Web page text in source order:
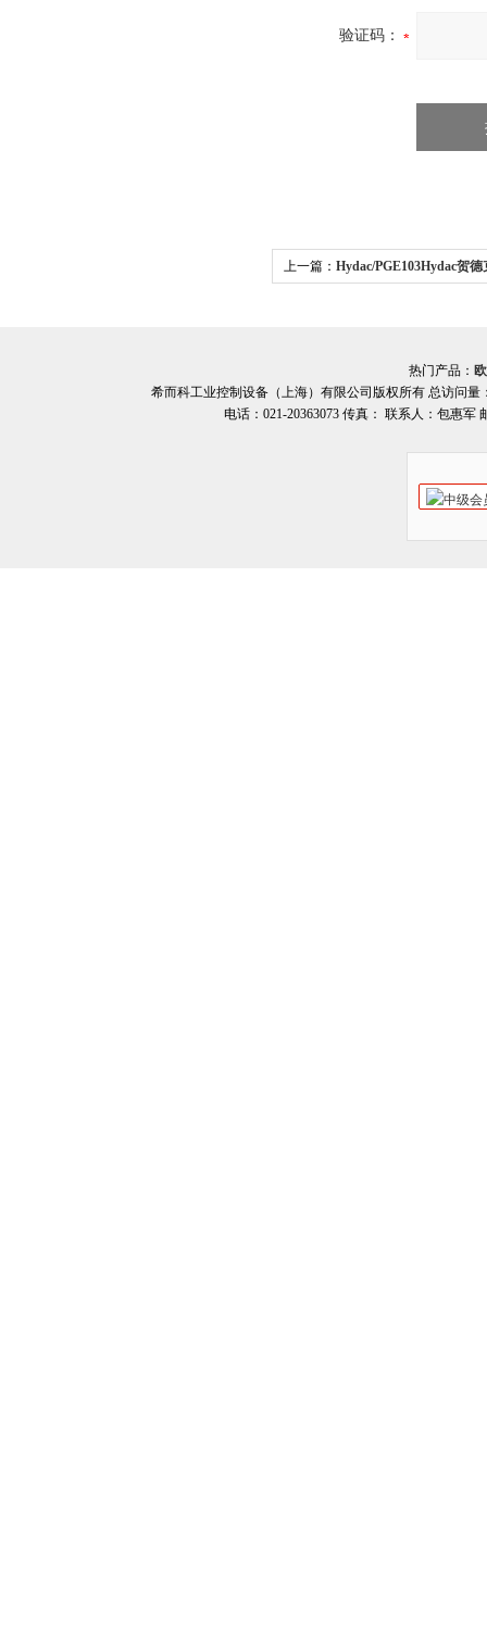
验证码：
上一篇： Hydac/PGE103Hydac贺
热门产品：
希而科工业控制设备（上海）有限公司版权所有 总访问量
电话：021-20363073 传真： 联系人：包惠军